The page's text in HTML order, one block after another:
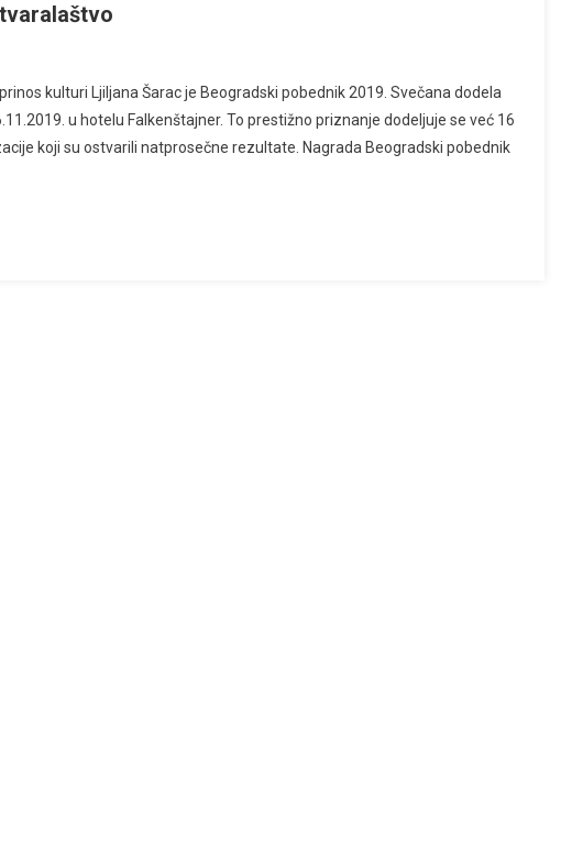
kulturi Ljiljana Šarac je Beogradski pobednik 2019. Svečana dodela
u hotelu Falkenštajner. To prestižno priznanje dodeljuje se već 16
koji su ostvarili natprosečne rezultate. Nagrada Beogradski pobednik